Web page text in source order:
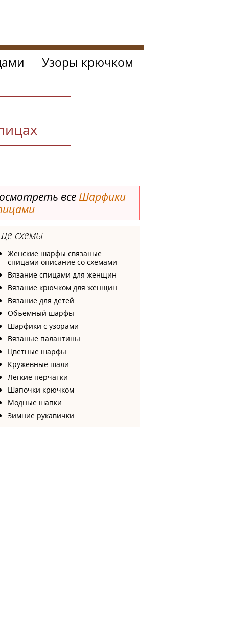
все Шарфики
схемы
Женские шарфы связаные
спицами описание со схемами
Вязание спицами для женщин
Вязание крючком для женщин
Вязание для детей
Объемный шарфы
Шарфики с узорами
Вязаные палантины
Цветные шарфы
Кружевные шали
Легкие перчатки
Шапочки крючком
Модные шапки
Зимние рукавички
Узоры крючком